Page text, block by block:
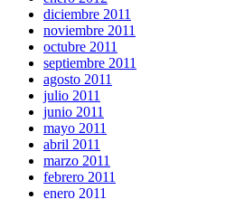
diciembre 2011
noviembre 2011
octubre 2011
septiembre 2011
agosto 2011
julio 2011
junio 2011
mayo 2011
abril 2011
marzo 2011
febrero 2011
enero 2011